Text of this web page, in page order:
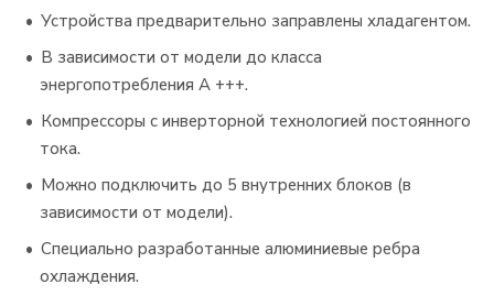
Устройства предварительно заправлены хладагентом.
В зависимости от модели до класса
энергопотребления A +++.
Компрессоры с инверторной технологией постоянного
тока.
Можно подключить до 5 внутренних блоков (в
зависимости от модели).
Специально разработанные алюминиевые ребра
охлаждения.